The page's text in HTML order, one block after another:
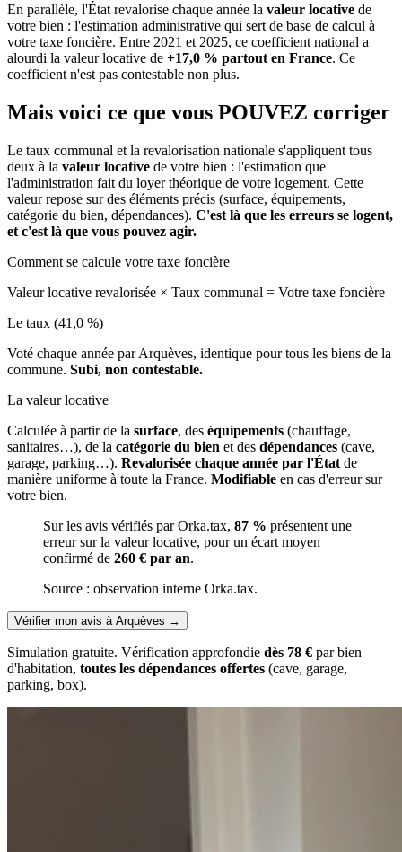
En parallèle, l'État revalorise chaque année la valeur locative de
votre bien : l'estimation administrative qui sert de base de calcul à
votre taxe foncière. Entre 2021 et 2025, ce coefficient national a
alourdi la valeur locative de +17,0 % partout en France. Ce
coefficient n'est pas contestable non plus.
Mais voici ce que vous POUVEZ corriger
Le taux communal et la revalorisation nationale s'appliquent tous
deux à la valeur locative de votre bien : l'estimation que
l'administration fait du loyer théorique de votre logement. Cette
valeur repose sur des éléments précis (surface, équipements,
catégorie du bien, dépendances). C'est là que les erreurs se logent,
et c'est là que vous pouvez agir.
Comment se calcule votre taxe foncière
Valeur locative revalorisée × Taux communal = Votre taxe foncière
Le taux (41,0 %)
Voté chaque année par Arquèves, identique pour tous les biens de la
commune. Subi, non contestable.
La valeur locative
Calculée à partir de la surface, des équipements (chauffage,
sanitaires…), de la catégorie du bien et des dépendances (cave,
garage, parking…). Revalorisée chaque année par l'État de
manière uniforme à toute la France. Modifiable en cas d'erreur sur
votre bien.
Sur les avis vérifiés par Orka.tax, 87 % présentent une
erreur sur la valeur locative, pour un écart moyen
confirmé de 260 € par an.
Source : observation interne Orka.tax.
Vérifier mon avis à Arquèves →
Simulation gratuite. Vérification approfondie dès 78 € par bien
d'habitation, toutes les dépendances offertes (cave, garage,
parking, box).